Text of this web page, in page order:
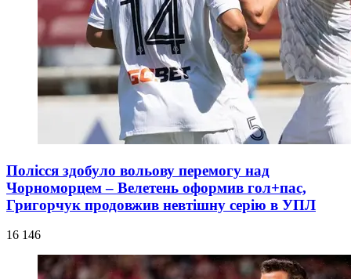
Полісся здобуло вольову перемогу над
Чорноморцем – Велетень оформив гол+пас,
Григорчук продовжив невтішну серію в УПЛ
16 146